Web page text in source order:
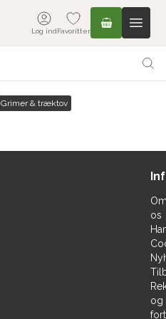
Log indFavoritter
Grimer & træktov
os
og